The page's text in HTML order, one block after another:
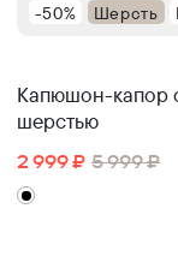
-50% Шерсть
Капюшон-капор
шерстью
2 999 ₽ 5 999 ₽